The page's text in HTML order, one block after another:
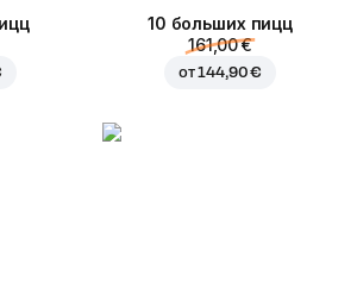
10 больших пицц
161,00 €
от144,90 €